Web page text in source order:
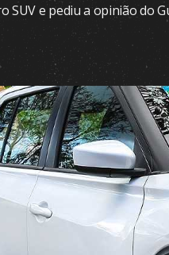
SUV e pediu a opinião do